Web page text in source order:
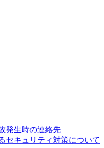
発生時の連絡先
セキュリティ対策について